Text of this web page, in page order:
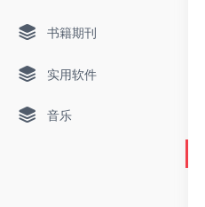
书籍期刊
实用软件
音乐